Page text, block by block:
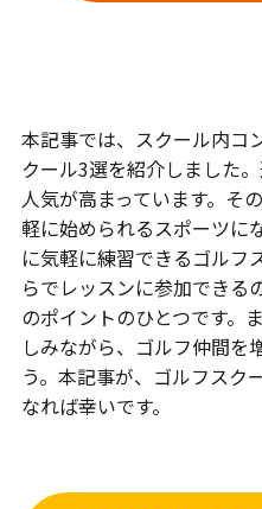
本記事では、スクール内コ
クール3選を紹介しました
人気が高まっています。そ
軽に始められるスポーツに
に気軽に練習できるゴルフ
らでレッスンに参加できる
のポイントのひとつです。
しみながら、ゴルフ仲間を
う。本記事が、ゴルフスク
なれば幸いです。